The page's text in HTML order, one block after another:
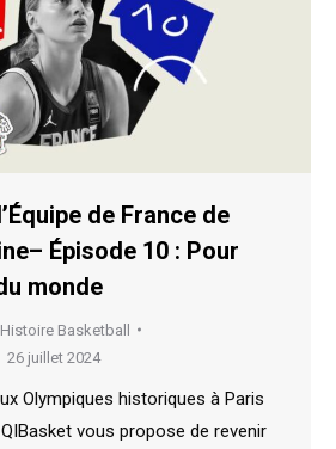
de France de
Épisode 10 : Pour
monde
Histoire Basketball
26 juillet 2024
Olympiques historiques à Paris
vous propose de revenir